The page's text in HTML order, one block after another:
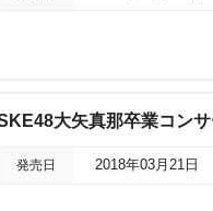
大矢真那卒業コン
発売日 2018年03月21日